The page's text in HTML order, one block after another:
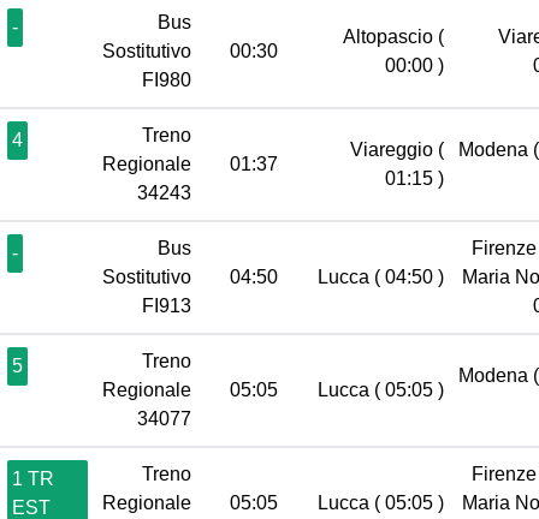
-
Bus
Sostitutivo
FI980
00:30
Altopascio (
00:00 )
4
Treno
Regionale
34243
01:37
Viareggio (
01:15 )
Modena
-
Bus
Sostitutivo
FI913
04:50 Lucca ( 04:50 )
Maria
5
Treno
Regionale
34077
05:05 Lucca ( 05:05 )
Modena
1 TR
EST
Treno
Regionale
05:05 Lucca ( 05:05 )
Maria